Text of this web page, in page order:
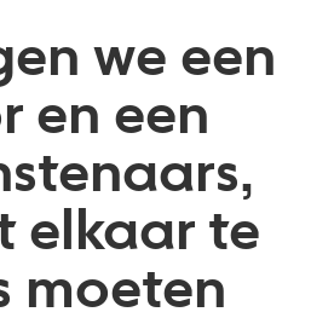
we een
en een
elkaar te
moeten